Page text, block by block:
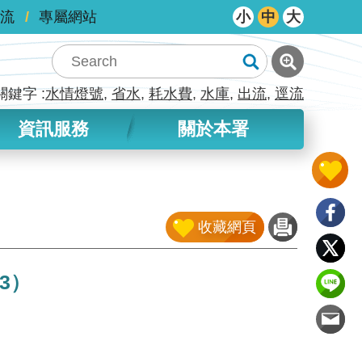
專屬網站 小 中 大
鍵字 水情燈號 省水 耗水費 水庫 出流 逕流
資訊服務 關於本署
收藏網頁